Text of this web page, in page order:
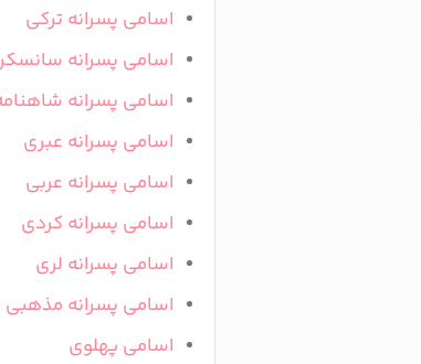
اسامی پسرانه ترکی
اسامی پسرانه
اسامی پسرانه
اسامی پسرانه عبری
اسامی پسرانه عربی
اسامی پسرانه کردی
اسامی پسرانه لری
اسامی پسرانه مذهبی
اسامی پهلوی